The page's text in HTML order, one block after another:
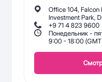
Office 104, Falcon
Investment Park,
+9 71 4 823 9600
Понедельник -
9:00 - 18:00